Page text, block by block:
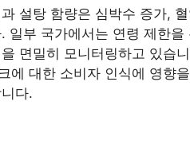
설탕 함량은 심박수 증가,
일부 국가에서는 연령 제한
면밀히 모니터링하고 있습
에 대한 소비자 인식에 영향
다.